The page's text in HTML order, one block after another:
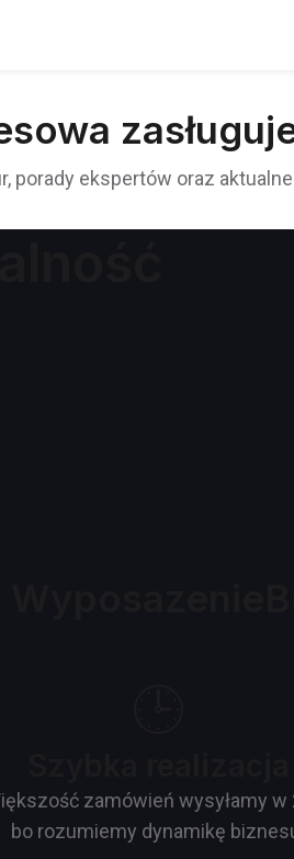
porady ekspertów oraz
zamówień wysyłamy w
bo rozumiemy dynamikę